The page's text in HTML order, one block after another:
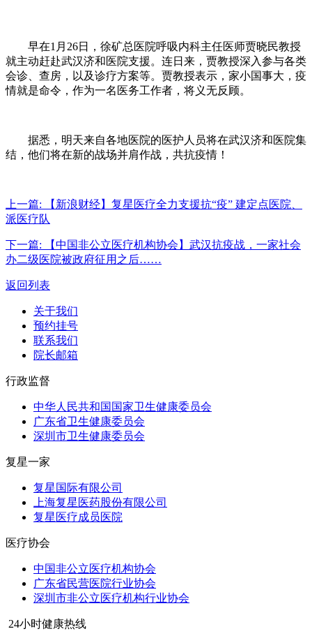
早在1月26日，徐矿总医院呼吸内科主任医师贾晓民教授
就主动赶赴武汉济和医院支援。连日来，贾教授深入参与各类
会诊、查房，以及诊疗方案等。贾教授表示，家小国事大，疫
情就是命令，作为一名医务工作者，将义无反顾。
据悉，明天来自各地医院的医护人员将在武汉济和医院集
结，他们将在新的战场并肩作战，共抗疫情！
上一篇:
【新浪财经】复星医疗全力支援抗“疫” 建定点医院、
派医疗队
下一篇:
【中国非公立医疗机构协会】武汉抗疫战，一家社会
办二级医院被政府征用之后……
返回列表
关于我们
预约挂号
联系我们
院长邮箱
行政监督
中华人民共和国国家卫生健康委员会
广东省卫生健康委员会
深圳市卫生健康委员会
复星一家
复星国际有限公司
上海复星医药股份有限公司
复星医疗成员医院
医疗协会
中国非公立医疗机构协会
广东省民营医院行业协会
深圳市非公立医疗机构行业协会
24小时健康热线